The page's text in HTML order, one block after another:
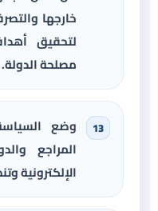
خارجها
لتحقيق
مصلحة الدولة.
وضع
المراجع
الإلكترونية